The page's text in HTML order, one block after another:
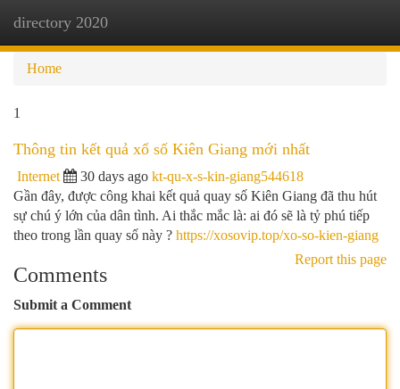
directory 2020
Home
1
Thông tin kết quả xổ số Kiên Giang mới nhất
Internet 30 days ago kt-qu-x-s-kin-giang544618
Gần đây, được công khai kết quả quay số Kiên Giang đã thu hút
sự chú ý lớn của dân tình. Ai thắc mắc là: ai đó sẽ là tỷ phú tiếp
theo trong lần quay số này ? https://xosovip.top/xo-so-kien-giang
Report this page
Comments
Submit a Comment